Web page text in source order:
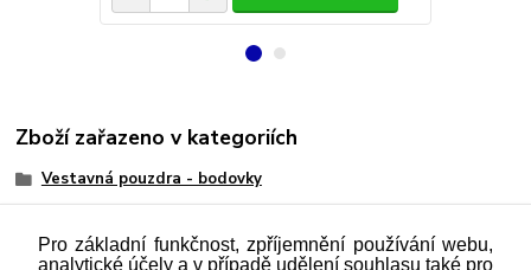
Zboží zařazeno v kategoriích
Vestavná pouzdra - bodovky
Pro základní funkčnost, zpříjemnění používání webu,
analytické účely a v případě udělení souhlasu také pro